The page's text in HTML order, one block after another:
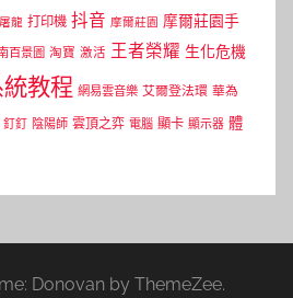
龍 打印機 抖音 摩爾莊園 摩爾莊園手
百景圖 淘寶 激活 王者榮耀 生化危機
統教程 網易雲音樂 艾爾登法環 華為
釘釘 陰陽師 雲頂之弈 電腦 顯卡 顯示器 體
Donovan by ThemeZee.